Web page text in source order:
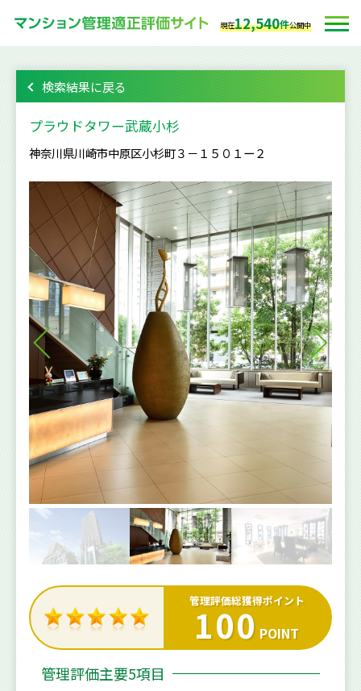
現在12,540件公開中
検索結果に戻る
プラウドタワー武蔵小杉
神奈川県川崎市中原区小杉町３－１５０１ー２
管理評価総獲得ポイント
100 POINT
管理評価主要5項目